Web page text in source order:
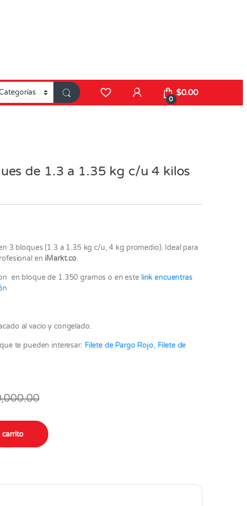
0
$0.00
de 1.3 a 1.35 kg c/u 4 kilos
3 bloques (1.3 a 1.35 kg c/u, 4 kg promedio). Ideal para
en iMarkt.co.
en bloque de 1.350 gramos o en este link encuentras
n
al vacío y congelado.
te pueden interesar: Filete de Pargo Rojo, Filete de
c/u 4 kilos promedio quantity
carrito